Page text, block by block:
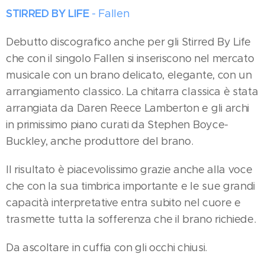
STIRRED BY LIFE- Fallen
Debutto discografico anche per gli Stirred By Life
che con il singolo Fallen si inseriscono nel mercato
musicale con un brano delicato, elegante, con un
arrangiamento classico. La chitarra classica è stata
arrangiata da Daren Reece Lamberton e gli archi
in primissimo piano curati da Stephen Boyce-
Buckley, anche produttore del brano.
Il risultato è piacevolissimo grazie anche alla voce
che con la sua timbrica importante e le sue grandi
capacità interpretative entra subito nel cuore e
trasmette tutta la sofferenza che il brano richiede.
Da ascoltare in cuffia con gli occhi chiusi.